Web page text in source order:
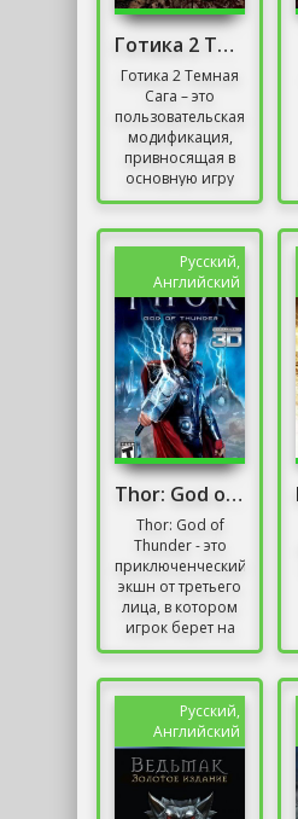
Готика 2 Темная Сага
Готика 2 Темная
Сага – это
пользовательская
модификация,
привносящая в
основную игру
изменения,
сюжета. Игроки
испытают себя...
Русский,
Английский
Thor: God of Thunder
Thor: God of
Thunder - это
приключенческий
экшн от третьего
лица, в котором
игрок берет на
себя роль Тора -
грома, который...
Русский,
Английский